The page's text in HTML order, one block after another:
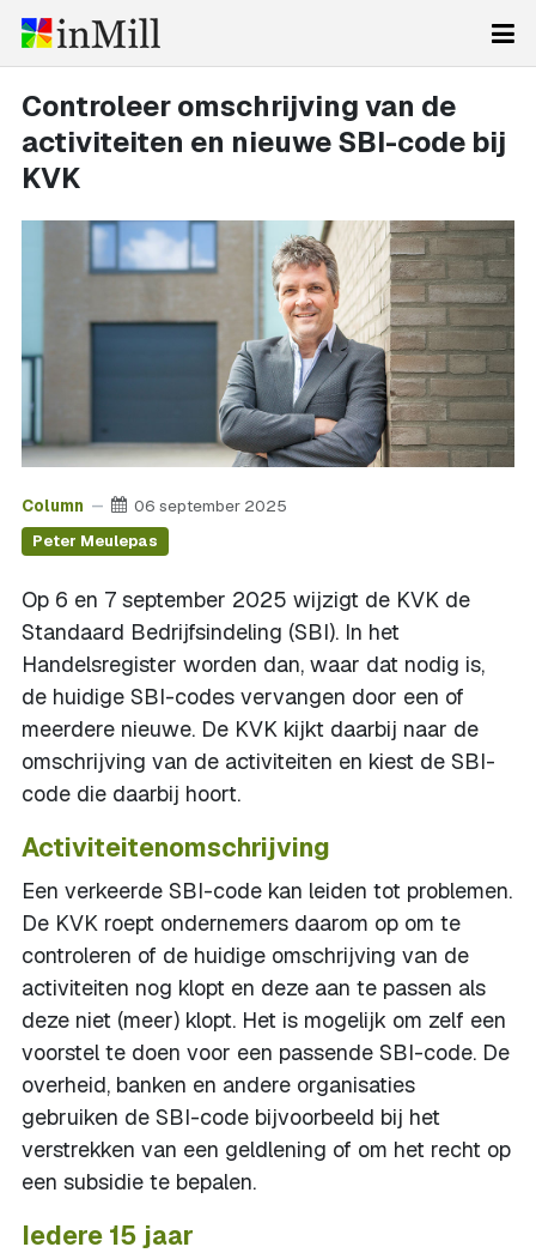
Controleer omschrijving van de
activiteiten en nieuwe SBI-code bij
KVK
Column 06 september 2025
Peter Meulepas
Op 6 en 7 september 2025 wijzigt de KVK de
Standaard Bedrijfsindeling (SBI). In het
Handelsregister worden dan, waar dat nodig is,
de huidige SBI-codes vervangen door een of
meerdere nieuwe. De KVK kijkt daarbij naar de
omschrijving van de activiteiten en kiest de SBI-
code die daarbij hoort.
Activiteitenomschrijving
Een verkeerde SBI-code kan leiden tot problemen.
De KVK roept ondernemers daarom op om te
controleren of de huidige omschrijving van de
activiteiten nog klopt en deze aan te passen als
deze niet (meer) klopt. Het is mogelijk om zelf een
voorstel te doen voor een passende SBI-code. De
overheid, banken en andere organisaties
gebruiken de SBI-code bijvoorbeeld bij het
verstrekken van een geldlening of om het recht op
een subsidie te bepalen.
Iedere 15 jaar